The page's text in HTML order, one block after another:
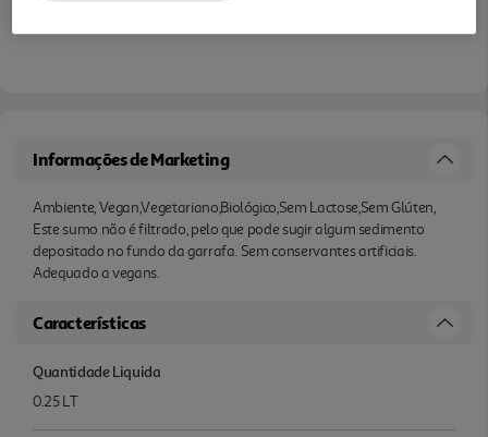
Informações de Marketing
Ambiente, Vegan,Vegetariano,Biológico,Sem Lactose,Sem Glúten,
Este sumo não é filtrado, pelo que pode sugir algum sedimento
depositado no fundo da garrafa. Sem conservantes artificiais.
Adequado a vegans.
Características
Quantidade Liquida
0.25 LT